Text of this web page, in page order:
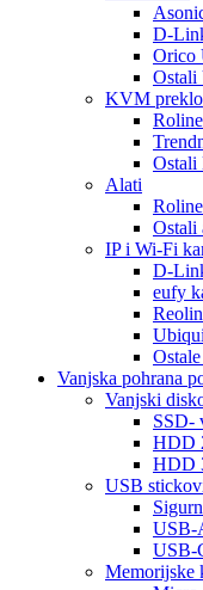
D-
Orico
KVM
Alati
Ostali
IP i Wi-Fi
D-
eufy
Vanjska pohrana
Vanjski
SSD-
HDD
HDD
USB
USB-
USB-
Memorijske